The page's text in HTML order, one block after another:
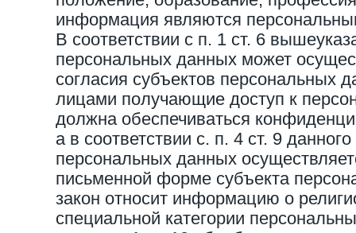
информация являются
В соответствии с п. 1 ст. 6
персональных данных может
согласия субъектов персональных
лицами получающие доступ к
должна обеспечиваться
а в соответствии с. п. 4 ст. 9
персональных данных
письменной форме субъекта
закон относит информацию о
специальной категории